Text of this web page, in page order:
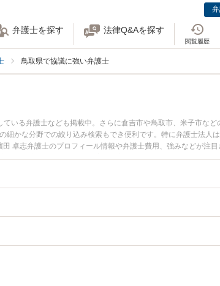
弁護士を探す 法律Q&Aを探す
閲覧履歴
鳥取県で協議に強い弁護士
いる弁護士なども掲載中。さらに倉吉市や鳥取市、米子市など
かな分野での絞り込み検索もでき便利です。特に弁護士法人
卓志弁護士のプロフィール情報や弁護士費用、強みなどが注
割協議のトラブル解決の実績豊富な近くの弁護士を検索した
んにおすすめです。